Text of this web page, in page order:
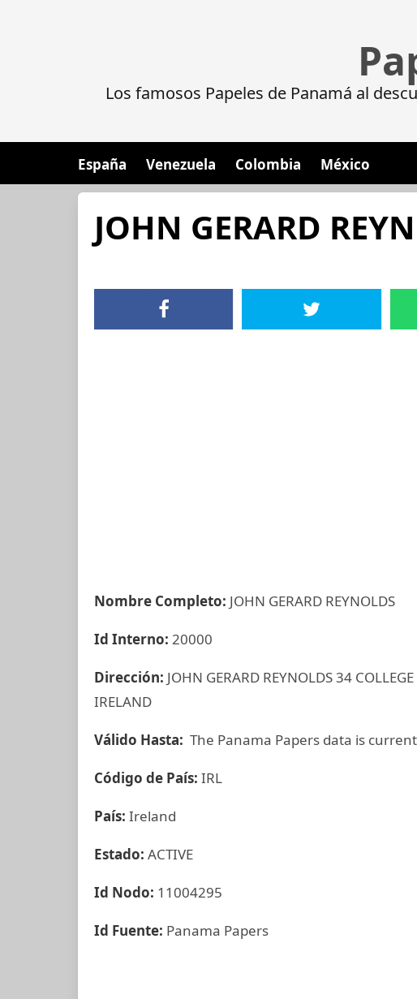
Los famosos Papeles de Panamá al
España Venezuela Colombia México
JOHN GERARD
Nombre Completo: JOHN GERARD REYNOLDS
Id Interno: 20000
Dirección: JOHN GERARD REYNOLDS 34
IRELAND
Válido Hasta: The Panama Papers data is
Código de País: IRL
País: Ireland
Estado: ACTIVE
Id Nodo: 11004295
Id Fuente: Panama Papers